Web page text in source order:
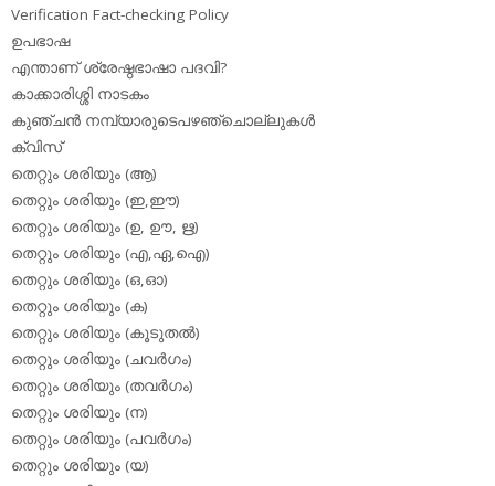
Verification Fact-checking Policy
ഉപഭാഷ
എന്താണ് ശ്രേഷ്ഠഭാഷാ പദവി?
കാക്കാരിശ്ശി നാടകം
കുഞ്ചന്‍ നമ്പ്യാരുടെപഴഞ്ചൊല്ലുകള്‍
ക്വിസ്
തെറ്റും ശരിയും (ആ)
തെറ്റും ശരിയും (ഇ,ഈ)
തെറ്റും ശരിയും (ഉ, ഊ, ഋ)
തെറ്റും ശരിയും (എ,ഏ,ഐ)
തെറ്റും ശരിയും (ഒ,ഓ)
തെറ്റും ശരിയും (ക)
തെറ്റും ശരിയും (കൂടുതല്‍)
തെറ്റും ശരിയും (ചവര്‍ഗം)
തെറ്റും ശരിയും (തവര്‍ഗം)
തെറ്റും ശരിയും (ന)
തെറ്റും ശരിയും (പവര്‍ഗം)
തെറ്റും ശരിയും (യ)